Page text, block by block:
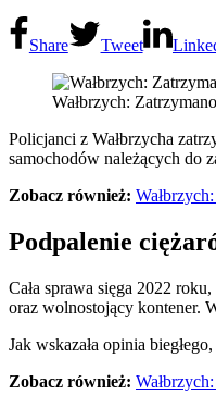
Share Tweet
Wałbrzych:
Policjanci z Wałbrzycha
samochodów należących do
Zobacz również:
Podpalenie
Cała sprawa sięga 2022
oraz wolnostojący kontener.
Jak wskazała opinia
Zobacz również: